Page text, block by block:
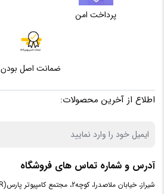
پردازنده
مرکزی
AMD
پردازنده
مرکزی
RYZEN 7 (5800)
پرداخت امن
ضمانت اصل بودن
اطلاع از آخرین محصولات:
آدرس و شماره تماس های فروشگاه
شیراز، خیابان ملاصدرا، کوچه2، مجتمع کامپیوتر پارس(PC CENTER)، واحد 103